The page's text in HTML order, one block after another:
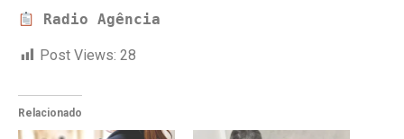
Radio Agência
Post Views: 28
Relacionado